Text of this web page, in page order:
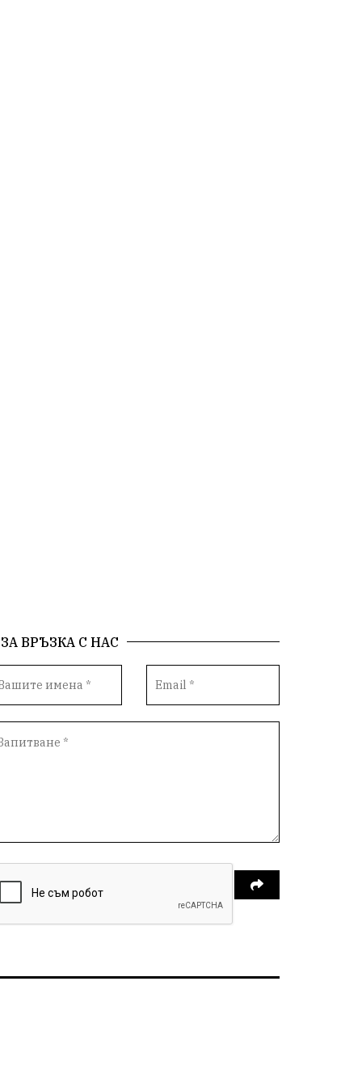
Технологии Трежър
Настаняване
8 - ми март С грижа за околната среда
Средно село Нови пазар
ЗА ВРЪЗКА С НАС